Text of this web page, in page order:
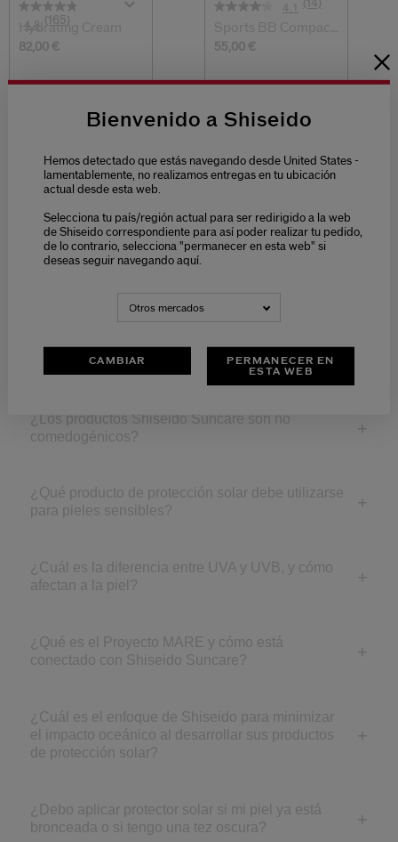
4.8 (165)
Hydrating Cream
82,00 €
4.1 (14)
SPF50+
55,00 €
SPORTS INVISIBLE PROTECTIVE
MIST SPF50+ FAQ
¿Qué es el SPF?
¿Los productos Shiseido Suncare son no
comedogénicos?
¿Qué producto de protección solar debe utilizarse
para pieles sensibles?
¿Cuál es la diferencia entre UVA y UVB, y cómo
afectan a la piel?
¿Qué es el Proyecto MARE y cómo está
conectado con Shiseido Suncare?
¿Cuál es el enfoque de Shiseido para minimizar
el impacto oceánico al desarrollar sus productos
de protección solar?
¿Debo aplicar protector solar si mi piel ya está
bronceada o si tengo una tez oscura?
Bienvenido a Shiseido
Hemos detectado que estás navegando desde United States -
lamentablemente, no realizamos entregas en tu ubicación
actual desde esta web.
Selecciona tu país/región actual para ser redirigido a la web
de Shiseido correspondiente para así poder realizar tu pedido,
de lo contrario, selecciona "permanecer en esta web" si
deseas seguir navegando aquí.
Otros mercados
CAMBIAR
PERMANECER EN
ESTA WEB